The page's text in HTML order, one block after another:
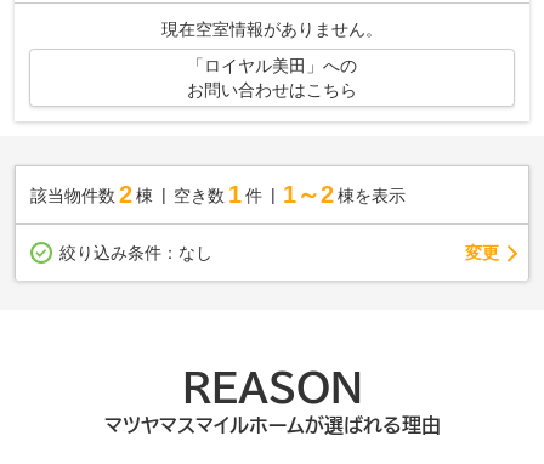
現在空室情報がありません。
「ロイヤル美田」への
お問い合わせはこちら
該当物件数 2棟 空き数 1 件 1～2 棟を表示
絞り込み条件： なし 変更
REASON
マツヤマスマイルホームが選ばれる理由